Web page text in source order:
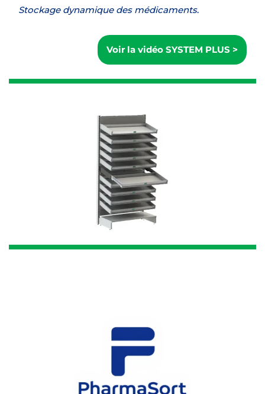
Stockage dynamique des médicaments.
Voir la vidéo SYSTEM PLUS >